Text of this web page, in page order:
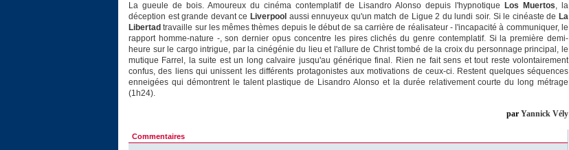
La gueule de bois. Amoureux du cinéma contemplatif de Lisandro Alonso depuis l'hypnotique
Los Muertos, la
déception est grande devant ce Liverpool aussi ennuyeux qu'un match de Ligue 2 du lundi soir. Si le cinéaste de La
Libertad travaille sur les mêmes thèmes depuis le début de sa carrière de réalisateur - l'incapacité à communiquer, le
rapport homme-nature -, son dernier opus concentre les pires clichés du genre contemplatif. Si la première demi-
heure sur le cargo intrigue, par la cinégénie du lieu et l'allure de Christ tombé de la croix du personnage principal, le
mutique Farrel, la suite est un long calvaire jusqu'au générique final. Rien ne fait sens et tout reste volontairement
confus, des liens qui unissent les différents protagonistes aux motivations de ceux-ci. Restent quelques séquences
enneigées qui démontrent le talent plastique de Lisandro Alonso et la durée relativement courte du long métrage
(1h24).
par Yannick Vély
Commentaires